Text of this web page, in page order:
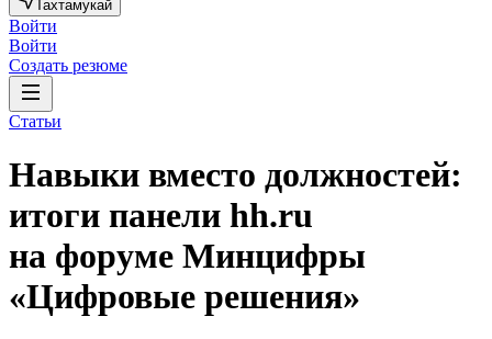
Тахтамукай
Войти
Войти
Создать резюме
Статьи
Навыки вместо должностей:
итоги панели hh.ru
на форуме Минцифры
«Цифровые решения»